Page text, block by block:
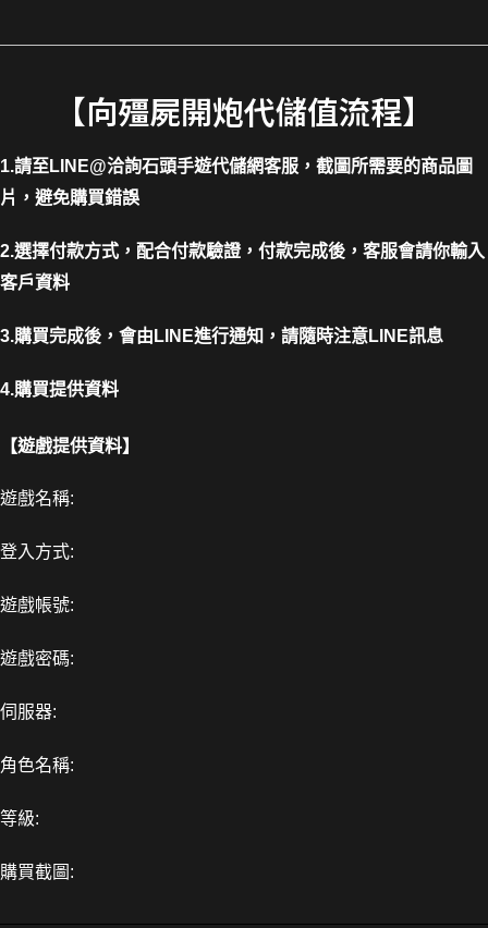
【向殭屍開炮代儲值流程】
1.請至LINE@洽詢石頭手遊代儲網客服，截圖所需要的商品圖
片，避免購買錯誤
2.選擇付款方式，配合付款驗證，付款完成後，客服會請你輸入
客戶資料
3.購買完成後，會由LINE進行通知，請隨時注意LINE訊息
4.購買提供資料
【遊戲提供資料】
遊戲名稱:
登入方式:
遊戲帳號:
遊戲密碼:
伺服器:
角色名稱:
等級:
購買截圖: